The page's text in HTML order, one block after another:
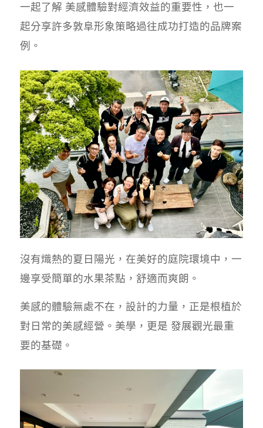
一起了解 美感體驗對經濟效益的重要性，也一
起分享許多敦阜形象策略過往成功打造的品牌案
例。
沒有熾熱的夏日陽光，在美好的庭院環境中，一
邊享受簡單的水果茶點，舒適而爽朗。
美感的體驗無處不在，設計的力量，正是根植於
對日常的美感經營。美學，更是 發展觀光最重
要的基礎。